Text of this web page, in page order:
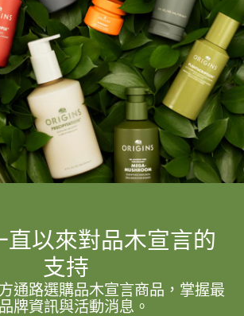
直以來對品木宣言的
支持
通路選購品木宣言商品，掌握最
牌資訊與活動消息。